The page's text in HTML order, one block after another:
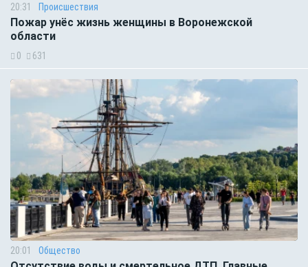
20:31 Происшествия
Пожар унёс жизнь женщины в Воронежской
области
0 631
20:01 Общество